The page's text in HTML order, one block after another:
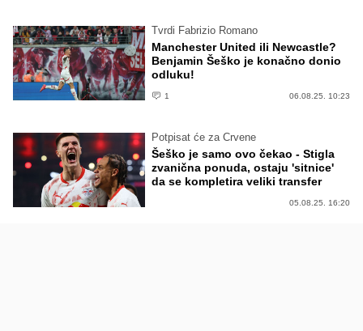
Tvrdi Fabrizio Romano
Manchester United ili Newcastle?
Benjamin Šeško je konačno donio
odluku!
1 06.08.25. 10:23
Potpisat će za Crvene
Šeško je samo ovo čekao - Stigla
zvanična ponuda, ostaju 'sitnice'
da se kompletira veliki transfer
05.08.25. 16:20